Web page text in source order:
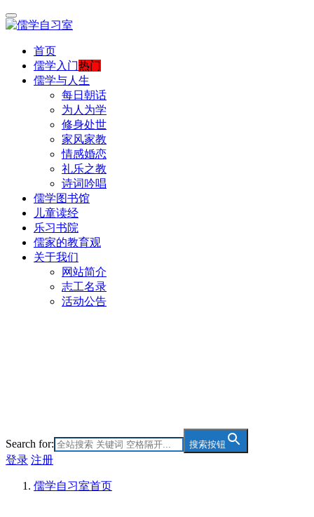
首页
儒学入门热门
儒学与人生
每日朝话
为人为学
修身处世
家风家教
情感婚恋
礼乐之教
诗词吟唱
儒学图书馆
儿童读经
乐习书院
儒家的教育观
关于我们
网站简介
志工名录
活动公告
Search for: 搜索按钮
登录 注册
儒学自习室首页